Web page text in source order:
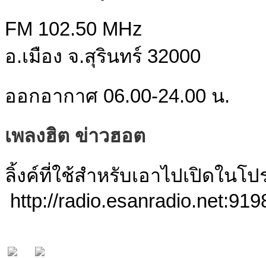
FM 102.50 MHz
อ.เมือง จ.สุรินทร์ 32000
ออกอากาศ 06.00-24.00 น.
เพลงฮิต ข่าวฮอต
ลิ้งค์ที่ใช้สำหรับเอาไปเปิดใน
http://